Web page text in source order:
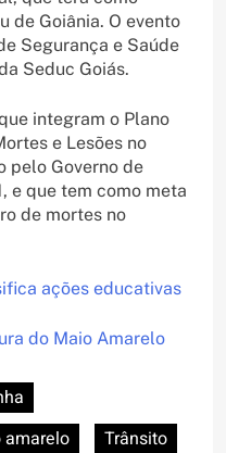
de Goiânia. O evento
Segurança e Saúde
Seduc Goiás.
integram o Plano
e Lesões no
pelo Governo de
e que tem como meta
de mortes no
ações educativas
do Maio Amarelo
amarelo Trânsito